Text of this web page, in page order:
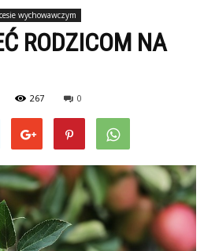
wychowawczym
RODZICOM NA
267 0